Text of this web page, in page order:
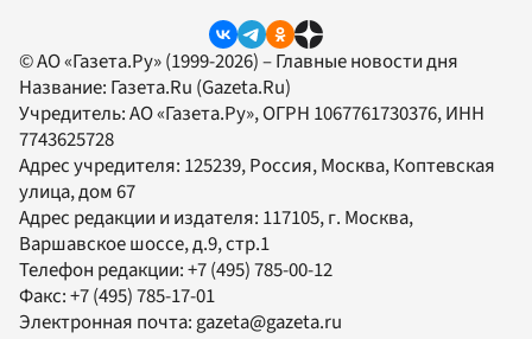
© АО «Газета.Ру» (1999-2026) – Главные новости дня
Название: Газета.Ru (Gazeta.Ru)
Учредитель:АО «Газета.Ру», ОГРН 1067761730376, ИНН
7743625728
Адрес учредителя: 125239, Россия, Москва, Коптевская
улица, дом 67
Адрес редакции и издателя: 117105, г. Москва,
Варшавское шоссе, д.9, стр.1
Телефон редакции:+7 (495) 785-00-12
Факс:+7 (495) 785-17-01
Электронная почта:gazeta@gazeta.ru